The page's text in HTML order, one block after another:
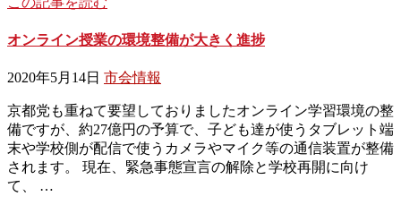
オンライン授業の環境整備が大きく進捗
2020年5月14日 市会情報
京都党も重ねて要望しておりましたオンライン学習環境の整
備ですが、約27億円の予算で、子ども達が使うタブレット端
末や学校側が配信で使うカメラやマイク等の通信装置が整備
されます。 現在、緊急事態宣言の解除と学校再開に向け
て、 …